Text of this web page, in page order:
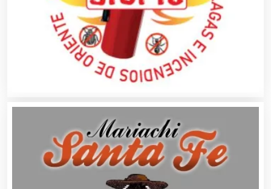
Artículos de Oficina
Artículos de Piel
Artículos Deportivos
Artículos Importados
Artículos para el Hogar